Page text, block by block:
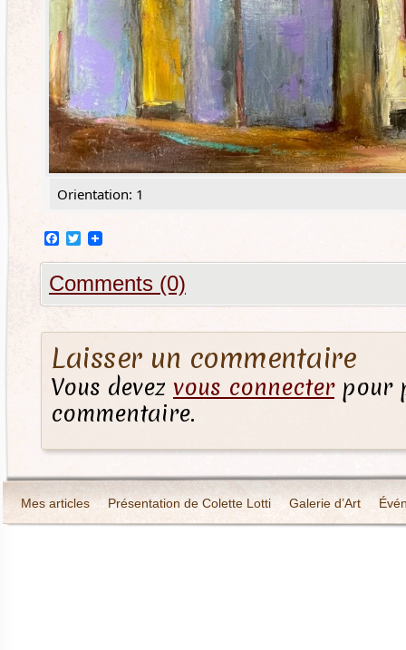
Orientation: 1
Facebook
Twitter
Comments (0)
Laisser un commentaire
Vous devez vous connecterpour
commentaire.
Mes articles Présentation de Colette Lotti Galerie d’Art